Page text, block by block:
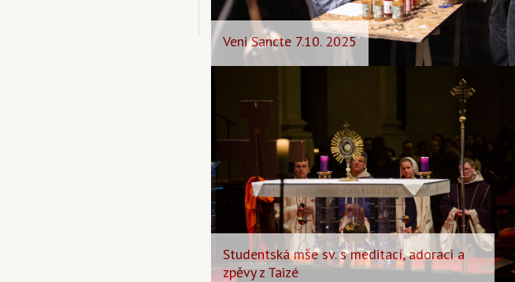
Veni Sancte 7.10. 2025
Studentská mše sv. s meditací, adorací a
zpěvy z Taizé